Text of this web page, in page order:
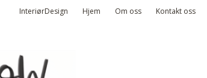
InteriørDesign Hjem Om oss Kontakt oss